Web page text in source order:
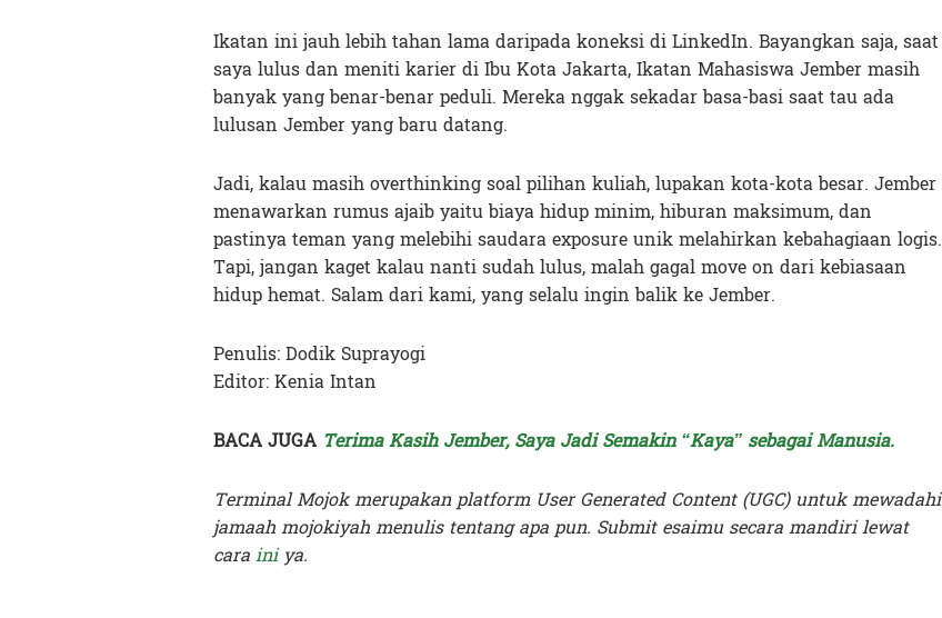
Ikatan ini jauh lebih tahan lama daripada koneksi di LinkedIn. Bayangkan saja, saat
saya lulus dan meniti karier di Ibu Kota Jakarta, Ikatan Mahasiswa Jember masih
banyak yang benar-benar peduli. Mereka nggak sekadar basa-basi saat tau ada
lulusan Jember yang baru datang.
Jadi, kalau masih overthinking soal pilihan kuliah, lupakan kota-kota besar. Jember
menawarkan rumus ajaib yaitu biaya hidup minim, hiburan maksimum, dan
pastinya teman yang melebihi saudara exposure unik melahirkan kebahagiaan logis.
Tapi, jangan kaget kalau nanti sudah lulus, malah gagal move on dari kebiasaan
hidup hemat. Salam dari kami, yang selalu ingin balik ke Jember.
Penulis: Dodik Suprayogi
Editor: Kenia Intan
BACA JUGA Terima Kasih Jember, Saya Jadi Semakin “Kaya” sebagai Manusia.
Terminal Mojok merupakan platform User Generated Content (UGC) untuk mewadahi
jamaah mojokiyah menulis tentang apa pun. Submit esaimu secara mandiri lewat
carainiya.